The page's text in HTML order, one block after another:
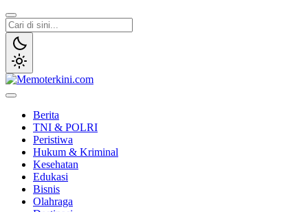
Lewati
ke
konten
Berita
TNI & POLRI
Peristiwa
Hukum & Kriminal
Kesehatan
Edukasi
Bisnis
Olahraga